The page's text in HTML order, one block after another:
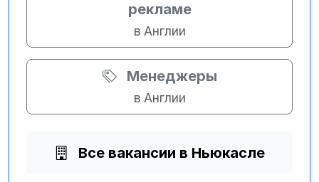
рекламе
в Англии
Менеджеры
в Англии
Все вакансии в Ньюкасле